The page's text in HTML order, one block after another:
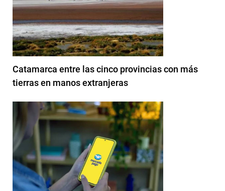
Catamarca entre las cinco provincias con más
tierras en manos extranjeras